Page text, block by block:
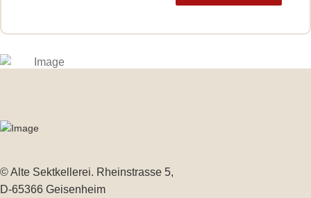
© Alte Sektkellerei. Rheinstrasse 5,
D-65366 Geisenheim